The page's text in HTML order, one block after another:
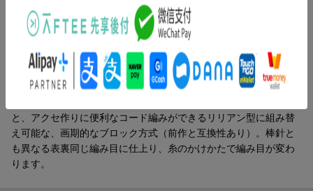
同シリーズの『ニッティングルームスターターキット』は筒状に
編むラウンド型でしたが、こちらの『ロングルーム』は平らに編
む用になっています。いろいろな太さで平らに編めるのでマフラ
ーなどを作るのに適しています。
ロングルームでは、向かい合わせのピンに糸をかけて編んでいく
「Double knitting」という表目と裏目がなく厚みが倍になる独特の
また、糸のかけかたしだいで模様編みの種類も無限大に広がりま
す！
ロングルームの一番小さいサイズは9cmのリリアン型、ブロック
内容紹介（JPROより）
と、アクセ作りに便利なコード編みができるリリアン型に組み替
え可能な、画期的なブロック方式（前作と互換性あり）。棒針と
も異なる表裏同じ編み目に仕上り、糸のかけかたで編み目が変わ
ります。